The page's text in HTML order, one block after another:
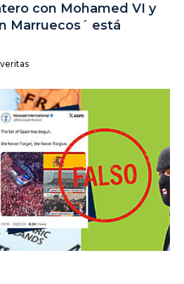
con Mohamed VI y
Marruecos´ está